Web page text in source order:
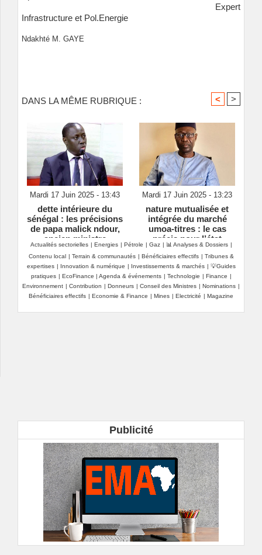
Expert
Infrastructure et Pol.Energie
Ndakhté M. GAYE
DANS LA MÊME RUBRIQUE : < >
Mardi 17 Juin 2025 - 13:43
dette intérieure du
sénégal : les précisions
de papa malick ndour,
ancien ministre
Mardi 17 Juin 2025 - 13:23
nature mutualisée et
intégrée du marché
umoa‑titres : le cas
précis pour l’état
ivoirien
Actualités sectorielles | Energies | Pétrole | Gaz | 📊 Analyses & Dossiers |
Contenu local | Terrain & communautés | Bénéficiaires effectifs | Tribunes &
expertises | Innovation & numérique | Investissements & marchés | 💡Guides
pratiques | EcoFinance | Agenda & événements | Technologie | Finance |
Environnement | Contribution | Donneurs | Conseil des Ministres | Nominations |
Bénéficiaires effectifs | Economie & Finance | Mines | Electricité | Magazine
Publicité